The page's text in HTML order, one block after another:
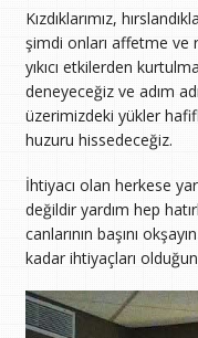
Kızdıklarımız,
şimdi onları affetme ve
yıkıcı etkilerden
deneyeceğiz ve adım
üzerimizdeki yükler
huzuru hissedeceğiz.
İhtiyacı olan herkese
değildir yardım hep
canlarının başını
kadar ihtiyaçları